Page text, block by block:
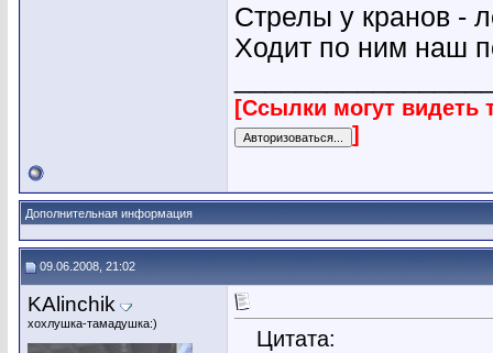
Стрелы у кранов -
Ходит по ним наш
[Ссылки могут видеть
]
Дополнительная информация
09.06.2008, 21:02
KAlinchik
хохлушка-тамадушка:)
Цитата: